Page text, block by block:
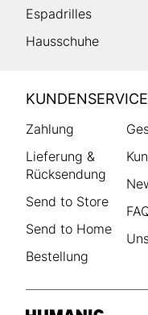
Espadrilles
Hausschuhe
HUMANIC
Footer
KUNDENSERVICE
Zahlung
Lieferung &
Rücksendung
Send to Store
Send to Home
Bestellung